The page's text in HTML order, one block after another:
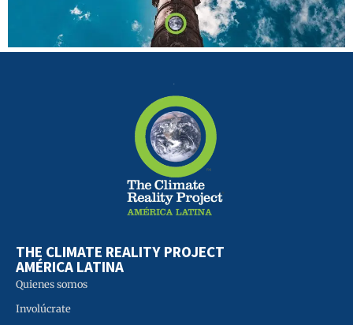
THE CLIMATE REALITY PROJECT
AMÉRICA LATINA
Quienes somos
Involúcrate